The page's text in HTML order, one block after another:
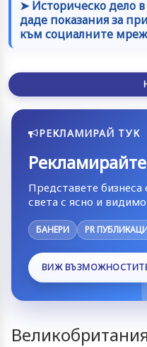
➤ Историческо дело
даде показания за
към социалните
РЕКЛАМИРАЙ ТУК
Представете
света с ясно и
БАНЕРИ PR
ВИЖ